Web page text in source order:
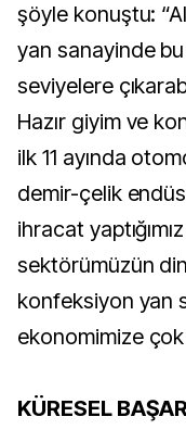
şöyle konuştu:
yan sanayinde
seviyelere
Hazır giyim ve
ilk 11 ayında
demir-çelik
ihracat
sektörümüzün
konfeksiyon yan
ekonomimize
KÜRESEL